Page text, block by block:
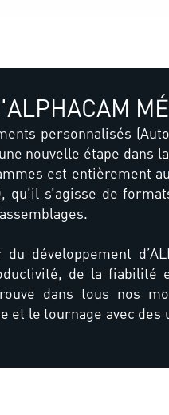
personnalisés
nouvelle étape dans
est entièrement
qu’il s’agisse de
développement
de la fiabilité
dans tous nos
et le tournage avec des